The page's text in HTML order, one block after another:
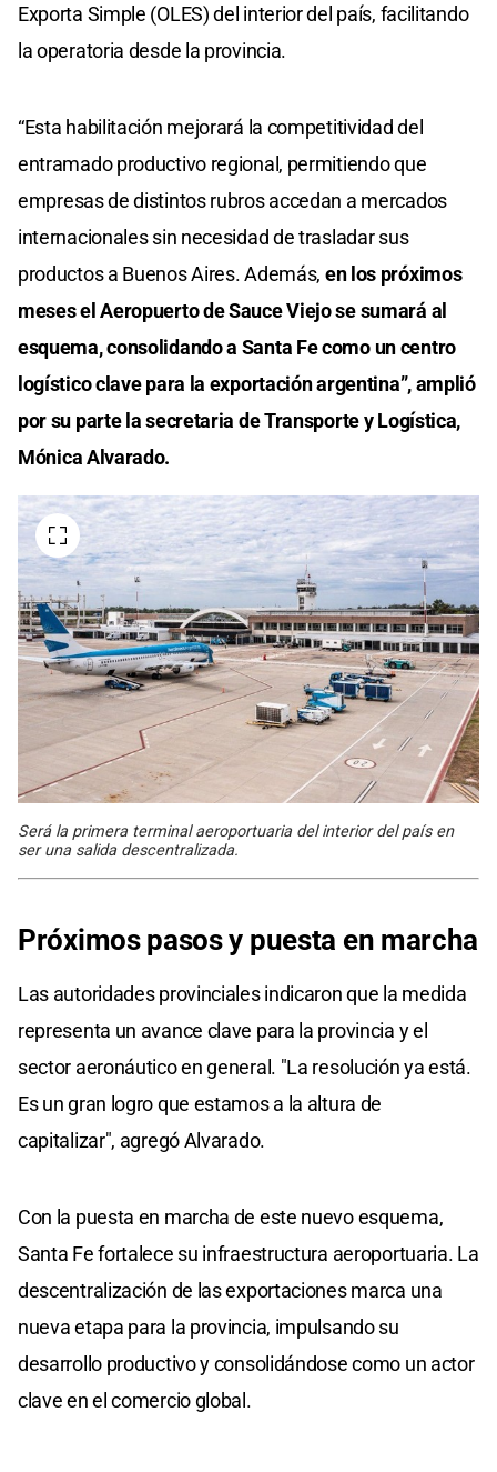
Exporta Simple (OLES) del interior del país, facilitando
la operatoria desde la provincia.
“Esta habilitación mejorará la competitividad del
entramado productivo regional, permitiendo que
empresas de distintos rubros accedan a mercados
internacionales sin necesidad de trasladar sus
productos a Buenos Aires. Además, en los próximos
meses el Aeropuerto de Sauce Viejo se sumará al
esquema, consolidando a Santa Fe como un centro
logístico clave para la exportación argentina”, amplió
por su parte la secretaria de Transporte y Logística,
Mónica Alvarado.
Será la primera terminal aeroportuaria del interior del país en
ser una salida descentralizada.
Próximos pasos y puesta en marcha
Las autoridades provinciales indicaron que la medida
representa un avance clave para la provincia y el
sector aeronáutico en general. "La resolución ya está.
Es un gran logro que estamos a la altura de
capitalizar", agregó Alvarado.
Con la puesta en marcha de este nuevo esquema,
Santa Fe fortalece su infraestructura aeroportuaria. La
descentralización de las exportaciones marca una
nueva etapa para la provincia, impulsando su
desarrollo productivo y consolidándose como un actor
clave en el comercio global.